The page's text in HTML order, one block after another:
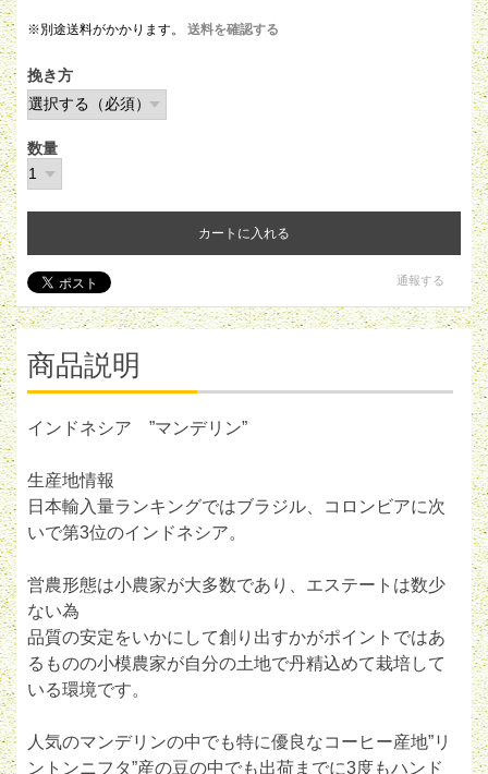
※別途送料がかかります。 送料を確認する
挽き方
数量
カートに入れる
通報する
商品説明
インドネシア ”マンデリン”
生産地情報
日本輸入量ランキングではブラジル、コロンビアに次
いで第3位のインドネシア。
営農形態は小農家が大多数であり、エステートは数少
ない為
品質の安定をいかにして創り出すかがポイントではあ
るものの小模農家が自分の土地で丹精込めて栽培して
いる環境です。
人気のマンデリンの中でも特に優良なコーヒー産地”リ
ントンニフタ”産の豆の中でも出荷までに3度もハンド